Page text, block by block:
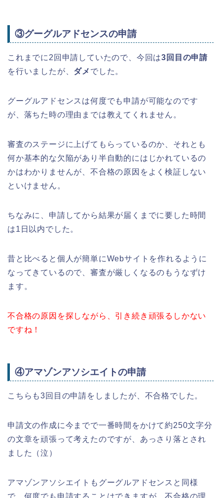
③グーグルアドセンスの申請
これまでに2回申請していたので、今回は3回目の申請
を行いましたが、 ダメ でした。
グーグルアドセンスは何度でも申請が可能なのです
が、落ちた時の理由までは教えてくれません。
審査のステージに上げてもらっているのか、それとも
何か基本的な欠陥があり半自動的にはじかれているの
かはわかりませんが、不合格の原因をよく検証しない
といけません。
ちなみに、申請してから結果が届くまでに要した時間
は1日以内でした。
昔と比べると個人が簡単にWebサイトを作れるように
なってきているので、審査が厳しくなるのもうなずけ
ます。
不合格の原因を探しながら、引き続き頑張るしかない
ですね！
④アマゾンアソシエイトの申請
こちらも3回目の申請をしましたが、不合格でした。
申請文の作成に今までで一番時間をかけて約250文字分
の文章を頑張って考えたのですが、あっさり落とされ
ました（泣）
アマゾンアソシエイトもグーグルアドセンスと同様